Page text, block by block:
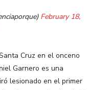
February 18,
Cruz en el onceno
Garnero es una
lesionado en el primer